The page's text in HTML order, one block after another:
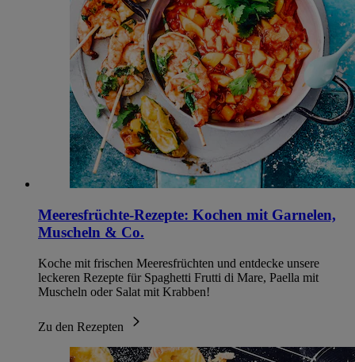
Meeresfrüchte-Rezepte: Kochen mit Garnelen,
Muscheln & Co.
Koche mit frischen Meeresfrüchten und entdecke unsere
leckeren Rezepte für Spaghetti Frutti di Mare, Paella mit
Muscheln oder Salat mit Krabben!
Zu den Rezepten